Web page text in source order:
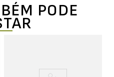
PODE